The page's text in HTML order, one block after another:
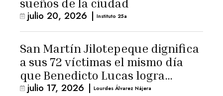
sueños de la ciudad
julio 20, 2026 | Instituto 25a
San Martín Jilotepeque dignifica
a sus 72 víctimas el mismo día
que Benedicto Lucas logra
arresto domiciliario
julio 17, 2026 | Lourdes Álvarez Nájera